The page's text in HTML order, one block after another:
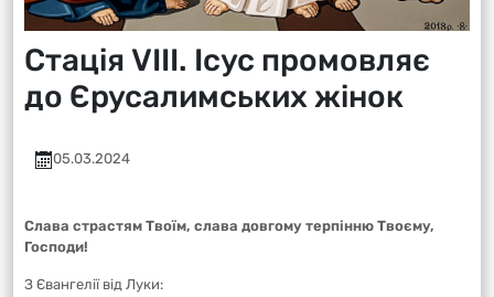
Стація VІІІ. Ісус промовляє
до Єрусалимських жінок
05.03.2024
Слава страстям Твоїм, слава довгому терпінню Твоєму,
Господи!
З Євангелії від Луки: